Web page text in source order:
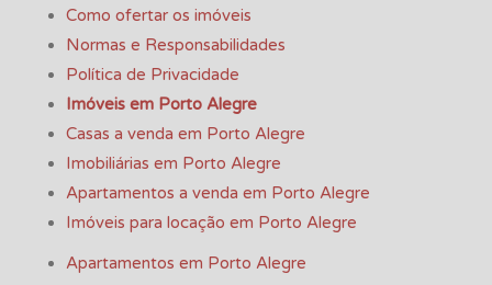
Como ofertar os imóveis
Normas e Responsabilidades
Política de Privacidade
Imóveis em Porto Alegre
Casas a venda em Porto Alegre
Imobiliárias em Porto Alegre
Apartamentos a venda em Porto Alegre
Imóveis para locação em Porto Alegre
Apartamentos em Porto Alegre